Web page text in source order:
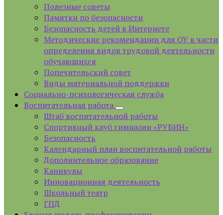
Полезные советы
Памятки по безопасности
Безопасность детей в Интернете
Методические рекомендации для ОУ в части
определения видов трудовой деятельности
обучающихся
Попечительский совет
Виды материальной поддержки
Социально-психологическая служба
Воспитательная работа
Штаб воспитательной работы
Спортивный клуб гимназии «РУБИН»
Безопасность
Календарный план воспитательной работы
Дополнительное образование
Каникулы
Инновационная деятельность
Школьный театр
ГПД